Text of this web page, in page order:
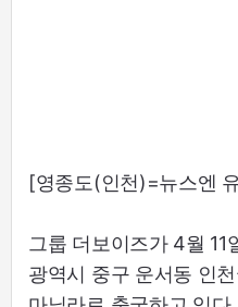
[영종도(인천)=뉴스엔
그룹 더보이즈가 4월 11
광역시 중구 운서동 인